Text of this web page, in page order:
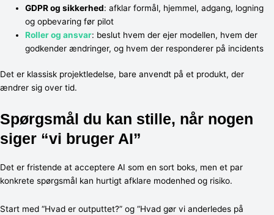
GDPR og sikkerhed: afklar formål, hjemmel, adgang, logning
og opbevaring før pilot
Roller og ansvar: beslut hvem der ejer modellen, hvem der
godkender ændringer, og hvem der responderer på incidents
Det er klassisk projektledelse, bare anvendt på et produkt, der
ændrer sig over tid.
Spørgsmål du kan stille, når nogen
siger “vi bruger AI”
Det er fristende at acceptere AI som en sort boks, men et par
konkrete spørgsmål kan hurtigt afklare modenhed og risiko.
Start med “Hvad er outputtet?” og “Hvad gør vi anderledes på